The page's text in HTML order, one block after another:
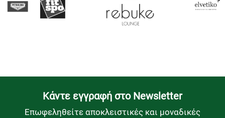
Kάντε εγγραφή στο Newsletter
Επωφεληθείτε αποκλειστικές και μοναδικές